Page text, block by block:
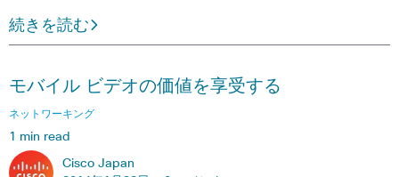
続きを読む
モバイル ビデオの価値を享受する
ネットワーキング
1 min read
Cisco Japan